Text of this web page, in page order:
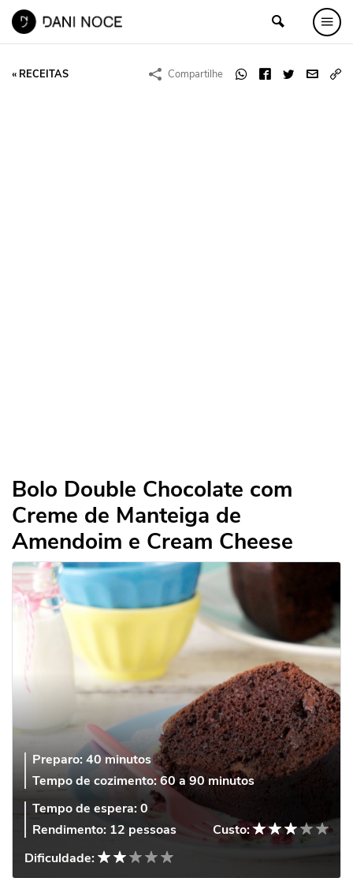
« RECEITAS Compartilhe
Bolo Double Chocolate com
Creme de Manteiga de
Amendoim e Cream Cheese
Preparo:40 minutos
Tempo de cozimento:60 a 90 minutos
Tempo de espera:0
Rendimento: 12 pessoas
Custo:
Dificuldade: